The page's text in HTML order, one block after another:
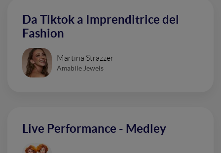
Da Tiktok a Imprenditrice del
Fashion
Martina Strazzer
Amabile Jewels
Live Performance - Medley